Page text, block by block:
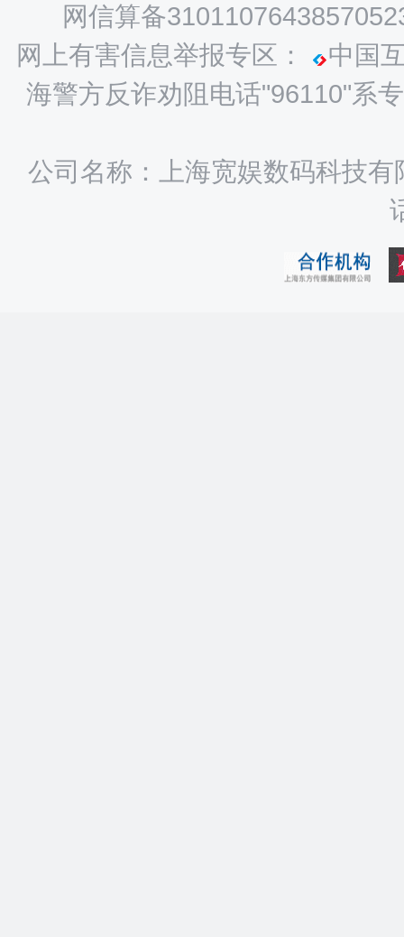
网信算备
网上有害信息举报专区：
中国
海警方反诈劝阻电话"96110"系
公司名称：上海宽娱数码科技有